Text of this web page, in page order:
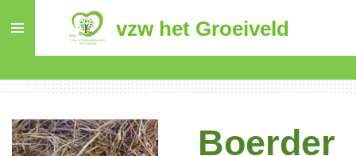
de
vzw het Groeiveld
Boerder